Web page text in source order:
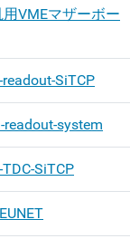
用VMEマザーボー
readout-SiTCP
readout-system
SiTCP